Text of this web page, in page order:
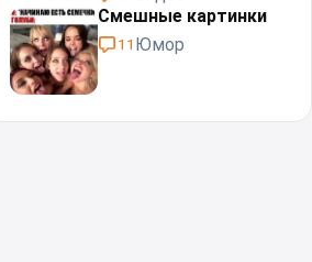
Смешные картинки
11 Юмор